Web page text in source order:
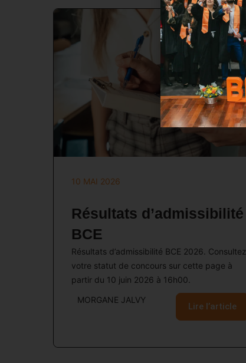
10 MAI 2026
Résultats d’admissibilité
BCE
Résultats d’admissibilité BCE 2026. Consultez
votre statut de concours sur cette page à
partir du 10 juin 2026 à 16h00.
MORGANE JALVY
Lire l’article